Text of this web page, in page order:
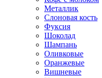
Металлик
Слоновая кость
Фуксия
Шоколад
Шампань
Оливковые
Оранжевые
Вишневые